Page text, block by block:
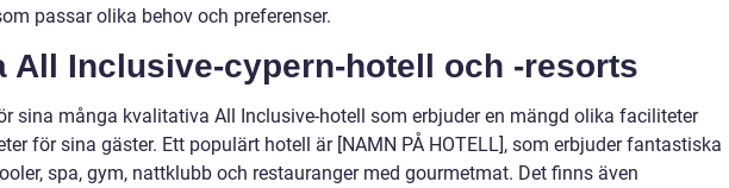
passar olika behov och preferenser.
All Inclusive-cypern-hotell och -resorts
sina många kvalitativa All Inclusive-hotell som erbjuder en mängd olika faciliteter
för sina gäster. Ett populärt hotell är [NAMN PÅ HOTELL], som erbjuder fantastiska
spa, gym, nattklubb och restauranger med gourmetmat. Det finns även